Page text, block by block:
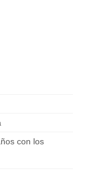
con los